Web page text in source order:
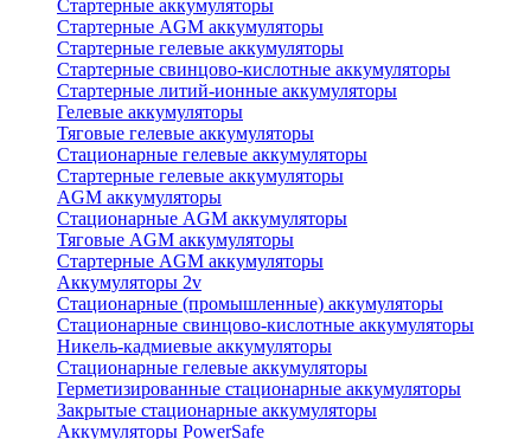
Стартерные аккумуляторы
Стартерные AGM аккумуляторы
Стартерные гелевые аккумуляторы
Стартерные свинцово-кислотные аккумуляторы
Стартерные литий-ионные аккумуляторы
Гелевые аккумуляторы
Тяговые гелевые аккумуляторы
Стационарные гелевые аккумуляторы
Стартерные гелевые аккумуляторы
AGM аккумуляторы
Стационарные AGM аккумуляторы
Тяговые AGM аккумуляторы
Стартерные AGM аккумуляторы
Аккумуляторы 2v
Стационарные (промышленные) аккумуляторы
Стационарные свинцово-кислотные аккумуляторы
Никель-кадмиевые аккумуляторы
Стационарные гелевые аккумуляторы
Герметизированные стационарные аккумуляторы
Закрытые стационарные аккумуляторы
Аккумуляторы PowerSafe